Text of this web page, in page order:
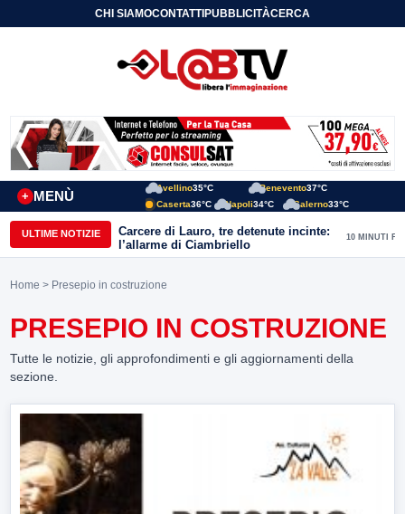
CHI SIAMOCONTATTIPUBBLICITÀCERCA
MENÙ
+
Avellino35°C Benevento37°C
Caserta36°C Napoli34°C Salerno33°C
ULTIME NOTIZIE
Carcere di Lauro, tre detenute incinte:
l’allarme di Ciambriello
10 MINUTI FA
Home > Presepio in costruzione
PRESEPIO IN COSTRUZIONE
Tutte le notizie, gli approfondimenti e gli aggiornamenti della
sezione.